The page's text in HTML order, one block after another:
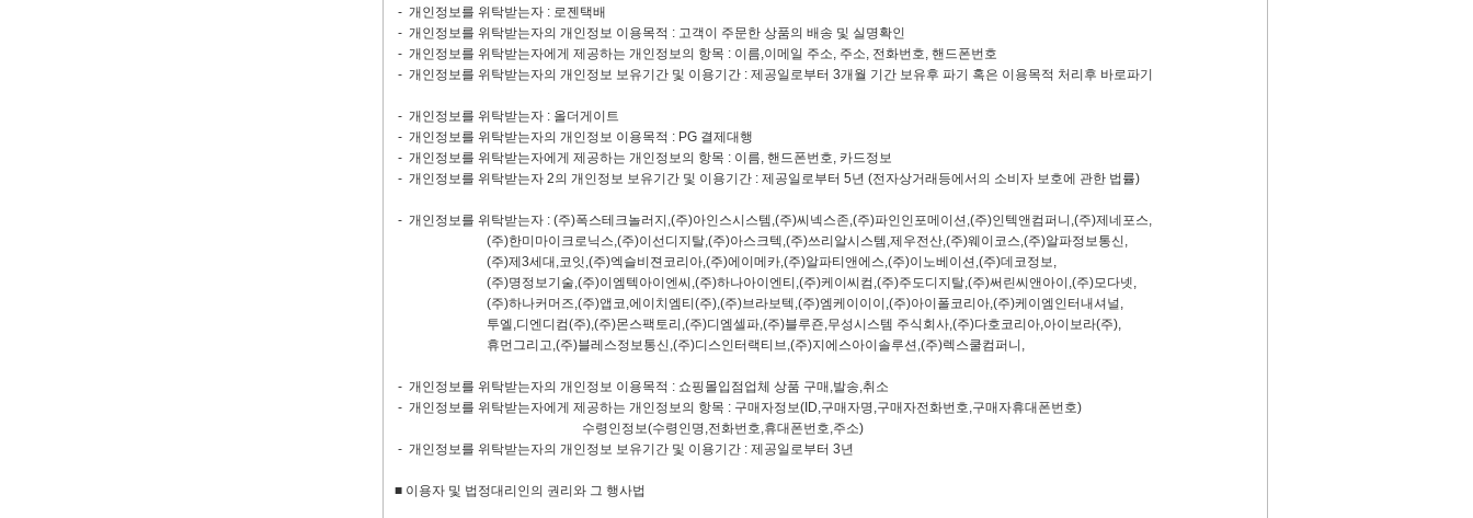
- 개인정보를 위탁받는자 : 로젠택배
- 개인정보를 위탁받는자의 개인정보 이용목적 : 고객이 주문한 상품의 배송 및 실명확인
- 개인정보를 위탁받는자에게 제공하는 개인정보의 항목 : 이름,이메일 주소, 주소, 전화번호, 핸드폰번호
- 개인정보를 위탁받는자의 개인정보 보유기간 및 이용기간 : 제공일로부터 3개월 기간 보유후 파기 혹은 이용목적 처리후 바로파기
- 개인정보를 위탁받는자 : 올더게이트
- 개인정보를 위탁받는자의 개인정보 이용목적 : PG 결제대행
- 개인정보를 위탁받는자에게 제공하는 개인정보의 항목 : 이름, 핸드폰번호, 카드정보
- 개인정보를 위탁받는자 2의 개인정보 보유기간 및 이용기간 : 제공일로부터 5년 (전자상거래등에서의 소비자 보호에 관한 법률)
- 개인정보를 위탁받는자 : (주)폭스테크놀러지,(주)아인스시스템,(주)씨넥스존,(주)파인인포메이션,(주)인텍앤컴퍼니,(주)제네포스,
(주)한미마이크로닉스,(주)이선디지탈,(주)아스크텍,(주)쓰리알시스템,제우전산,(주)웨이코스,(주)알파정보통신,
(주)제3세대,코잇,(주)엑슬비젼코리아,(주)에이메카,(주)알파티앤에스,(주)이노베이션,(주)데코정보,
(주)명정보기술,(주)이엠텍아이엔씨,(주)하나아이엔티,(주)케이씨컴,(주)주도디지탈,(주)써린씨앤아이,(주)모다넷,
(주)하나커머즈,(주)앱코,에이치엠티(주),(주)브라보텍,(주)엠케이이이,(주)아이폴코리아,(주)케이엠인터내셔널,
투엘,디엔디컴(주),(주)몬스팩토리,(주)디엠셀파,(주)블루죤,무성시스템 주식회사,(주)다호코리아,아이보라(주),
휴먼그리고,(주)블레스정보통신,(주)디스인터랙티브,(주)지에스아이솔루션,(주)렉스쿨컴퍼니,
- 개인정보를 위탁받는자의 개인정보 이용목적 : 쇼핑몰입점업체 상품 구매,발송,취소
- 개인정보를 위탁받는자에게 제공하는 개인정보의 항목 : 구매자정보(ID,구매자명,구매자전화번호,구매자휴대폰번호)
수령인정보(수령인명,전화번호,휴대폰번호,주소)
- 개인정보를 위탁받는자의 개인정보 보유기간 및 이용기간 : 제공일로부터 3년
■ 이용자 및 법정대리인의 권리와 그 행사법